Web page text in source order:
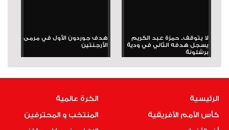
لا يتوقف.. حمزة عبد الكريم
يسجل هدفه الثاني في ودية
برشلونة
هدف جوردون الأول في مرمى
الأرجنتين
الرئيسية
كأس الأمم الأفريقية
الكرة عالمية
المنتخب و المحترفين